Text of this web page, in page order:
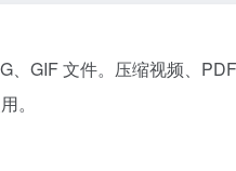
GIF 文件。压缩视频、
。